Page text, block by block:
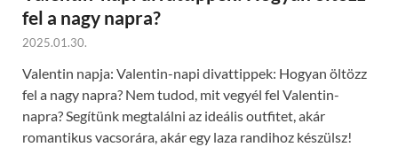
fel a nagy napra?
2025.01.30.
Valentin napja: Valentin-napi divattippek: Hogyan öltözz
fel a nagy napra? Nem tudod, mit vegyél fel Valentin-
napra? Segítünk megtalálni az ideális outfitet, akár
romantikus vacsorára, akár egy laza randihoz készülsz!